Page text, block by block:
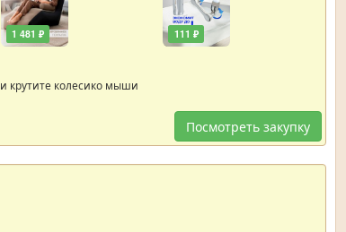
1 481 ₽ 111 ₽
и крутите колесико мыши
Посмотреть закупку